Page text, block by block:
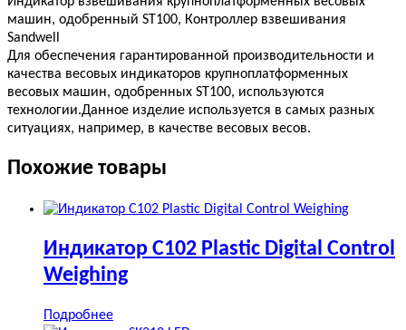
машин, одобренный ST100, Контроллер взвешивания
Sandwell
Для обеспечения гарантированной производительности и
качества весовых индикаторов крупноплатформенных
весовых машин, одобренных ST100, используются
технологии.Данное изделие используется в самых разных
ситуациях, например, в качестве весовых весов.
Похожие товары
Индикатор C102 Plastic Digital Control
Weighing
Подробнее